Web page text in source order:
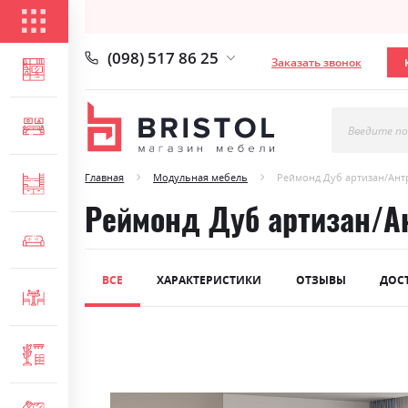
ГОСТИНАЯ
СПАЛЬНЯ
ДЕТСКАЯ
МЯГКАЯ МЕБЕЛЬ
(098) 517 86 25 Заказать звонок
Введите
Главная Модульная мебель Реймонд Дуб артизан/
Реймонд Дуб артизан/
ВСЕ ХАРАКТЕРИСТИКИ ОТЗЫВЫ
end